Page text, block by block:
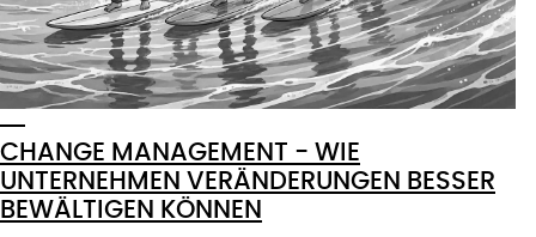
CHANGE MANAGEMENT - WIE
UNTERNEHMEN VERÄNDERUNGEN BESSER
BEWÄLTIGEN KÖNNEN